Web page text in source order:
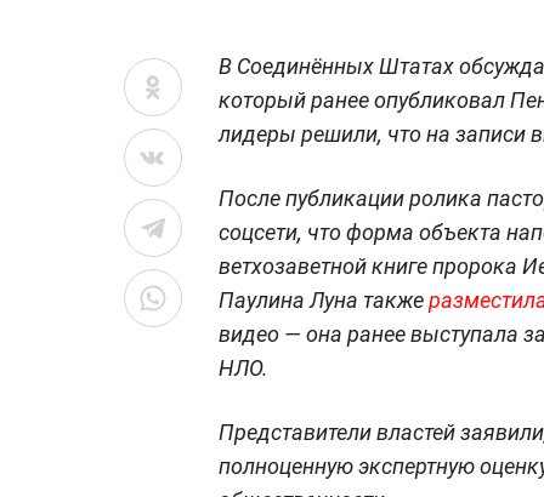
В Соединённых Штатах
который ранее опубликовал
лидеры решили, что на записи
После публикации ролика
соцсети, что форма объекта
ветхозаветной книге пророка
Паулина Луна также
видео — она ранее выступала
НЛО.
Представители властей
полноценную экспертную